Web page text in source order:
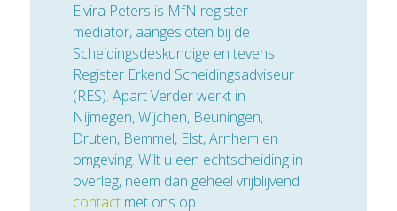
Elvira Peters is MfN register
mediator, aangesloten bij de
Scheidingsdeskundige en tevens
Register Erkend Scheidingsadviseur
(RES). Apart Verder werkt in
Nijmegen, Wijchen, Beuningen,
Druten, Bemmel, Elst, Arnhem en
omgeving. Wilt u een echtscheiding in
overleg, neem dan geheel vrijblijvend
contactmet ons op.